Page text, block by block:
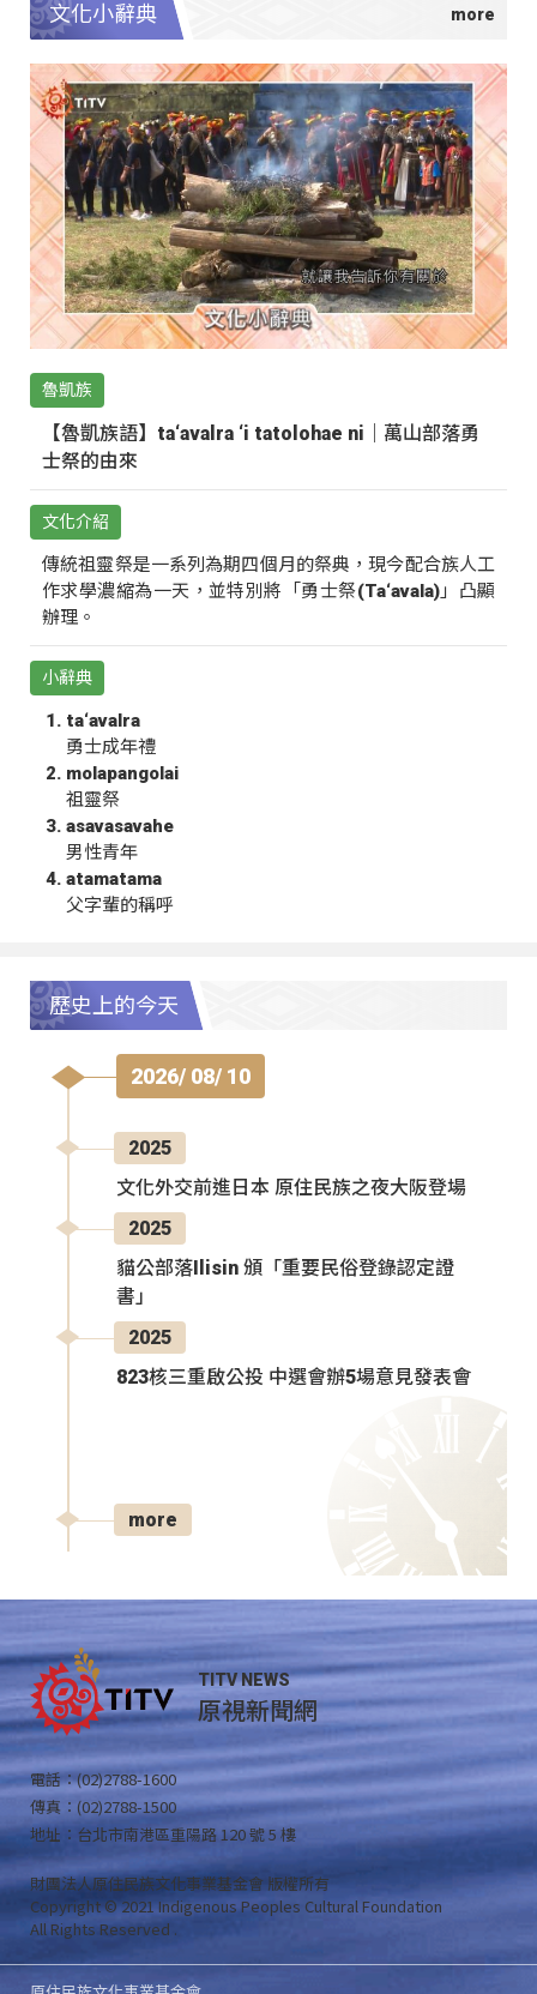
文化小辭典
魯凱族
【魯凱族語】ta‘avalra ‘i tatolohae ni｜萬山部落勇
士祭的由來
文化介紹
傳統祖靈祭是一系列為期四個月的祭典，現今配合族人工
作求學濃縮為一天，並特別將「勇士祭(Ta‘avala)」凸顯
辦理。
小辭典
ta‘avalra
勇士成年禮
molapangolai
祖靈祭
asavasavahe
男性青年
atamatama
父字輩的稱呼
歷史上的今天
2026/ 08/ 10
2025
文化外交前進日本 原住民族之夜大阪登場
2025
貓公部落Ilisin 頒「重要民俗登錄認定證
書」
2025
823核三重啟公投 中選會辦5場意見發表會
more
TITV NEWS
原視新聞網
電話：(02)2788-1600
傳真：(02)2788-1500
地址：台北市南港區重陽路 120 號 5 樓
財團法人原住民族文化事業基金會 版權所有
Copyright © 2021 Indigenous Peoples Cultural Foundation
All Rights Reserved .